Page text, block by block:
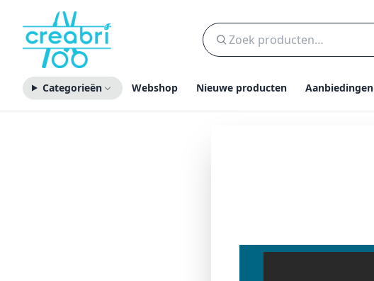
Categorieën Webshop Nieuwe producten Aanbiedingen